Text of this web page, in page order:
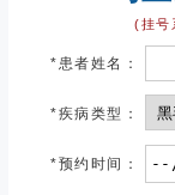
(挂号
*患者姓名：
*疾病类型：
*预约时间：